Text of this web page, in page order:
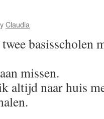
Claudia
basisscholen
missen.
altijd naar huis